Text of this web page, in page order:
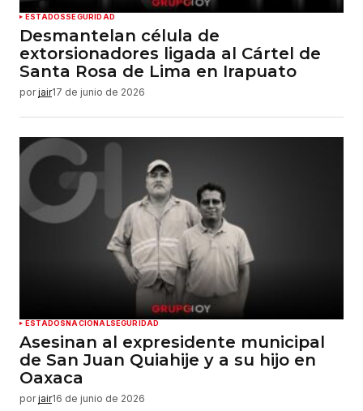
ESTADOSSEGURIDAD
Desmantelan célula de
extorsionadores ligada al Cártel de
Santa Rosa de Lima en Irapuato
por jair17 de junio de 2026
ESTADOSNACIONALSEGURIDAD
Asesinan al expresidente municipal
de San Juan Quiahije y a su hijo en
Oaxaca
por jair16 de junio de 2026